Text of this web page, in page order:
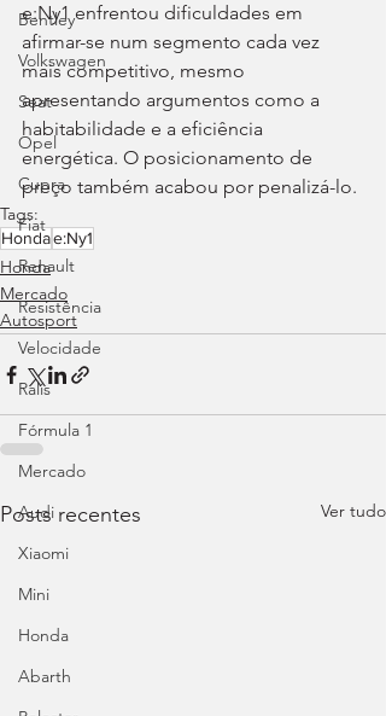
Bentley
Volkswagen
Seat
Opel
Cupra
Fiat
Renault
Resistência
Velocidade
Ralis
Fórmula 1
Mercado
Audi
Xiaomi
Mini
Honda
Abarth
e:Ny1 enfrentou dificuldades em
afirmar-se num segmento cada vez
mais competitivo, mesmo
apresentando argumentos como a
habitabilidade e a eficiência
energética. O posicionamento de
preço também acabou por penalizá-lo.
Tags:
Hondae:Ny1
Honda
Mercado
Autosport
Posts recentes Ver tudo